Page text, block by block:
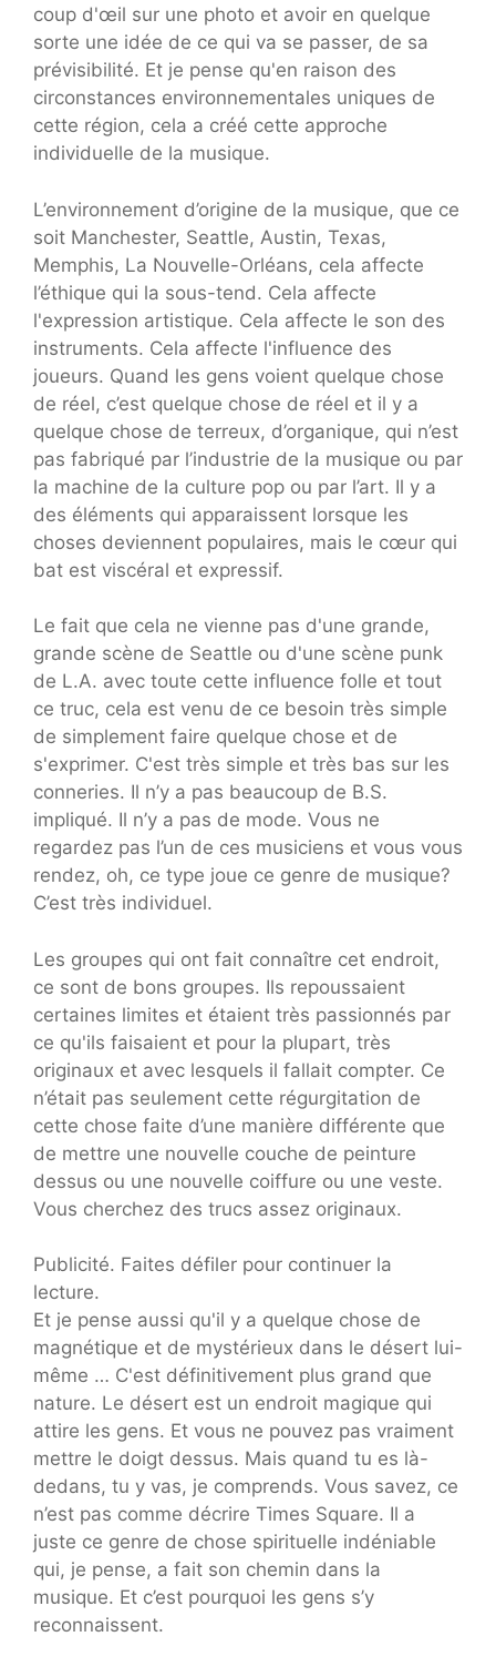
coup d'œil sur une photo et avoir en quelque
sorte une idée de ce qui va se passer, de sa
prévisibilité. Et je pense qu'en raison des
circonstances environnementales uniques de
cette région, cela a créé cette approche
individuelle de la musique.
L’environnement d’origine de la musique, que ce
soit Manchester, Seattle, Austin, Texas,
Memphis, La Nouvelle-Orléans, cela affecte
l’éthique qui la sous-tend. Cela affecte
l'expression artistique. Cela affecte le son des
instruments. Cela affecte l'influence des
joueurs. Quand les gens voient quelque chose
de réel, c’est quelque chose de réel et il y a
quelque chose de terreux, d’organique, qui n’est
pas fabriqué par l’industrie de la musique ou par
la machine de la culture pop ou par l’art. Il y a
des éléments qui apparaissent lorsque les
choses deviennent populaires, mais le cœur qui
bat est viscéral et expressif.
Le fait que cela ne vienne pas d'une grande,
grande scène de Seattle ou d'une scène punk
de L.A. avec toute cette influence folle et tout
ce truc, cela est venu de ce besoin très simple
de simplement faire quelque chose et de
s'exprimer. C'est très simple et très bas sur les
conneries. Il n’y a pas beaucoup de B.S.
impliqué. Il n’y a pas de mode. Vous ne
regardez pas l’un de ces musiciens et vous vous
rendez, oh, ce type joue ce genre de musique?
C’est très individuel.
Les groupes qui ont fait connaître cet endroit,
ce sont de bons groupes. Ils repoussaient
certaines limites et étaient très passionnés par
ce qu'ils faisaient et pour la plupart, très
originaux et avec lesquels il fallait compter. Ce
n’était pas seulement cette régurgitation de
cette chose faite d’une manière différente que
de mettre une nouvelle couche de peinture
dessus ou une nouvelle coiffure ou une veste.
Vous cherchez des trucs assez originaux.
Publicité. Faites défiler pour continuer la
lecture.
Et je pense aussi qu'il y a quelque chose de
magnétique et de mystérieux dans le désert lui-
même … C'est définitivement plus grand que
nature. Le désert est un endroit magique qui
attire les gens. Et vous ne pouvez pas vraiment
mettre le doigt dessus. Mais quand tu es là-
dedans, tu y vas, je comprends. Vous savez, ce
n’est pas comme décrire Times Square. Il a
juste ce genre de chose spirituelle indéniable
qui, je pense, a fait son chemin dans la
musique. Et c’est pourquoi les gens s’y
reconnaissent.